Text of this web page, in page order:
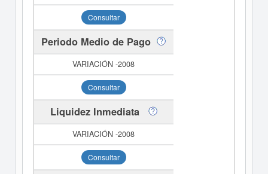
Consultar
Periodo Medio de Pago
Consultar
Liquidez Inmediata
Consultar